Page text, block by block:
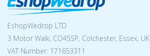
EshopWedrop LTD
3 Motor Walk, CO45SP, Colchester, Essex, UK
VAT Number: 171653311